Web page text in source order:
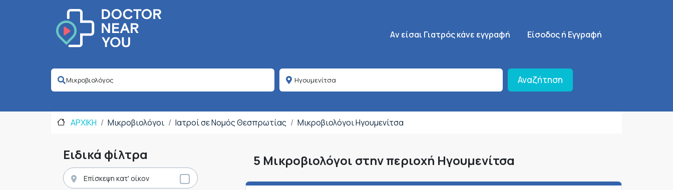
Κεντρική πλοήγηση
Aν είσαι Γιατρός κάνε εγγραφή SignUp Menu
Είσοδος ή Εγγραφή
Αναζήτηση
ΑΡΧΙΚΗ Μικροβιολόγοι Ιατροί σε Νομός Θεσπρωτίας Μικροβιολόγοι Ηγουμενίτσα
Ειδικά φίλτρα
Επίσκεψη κατ' οίκον
5 Μικροβιολόγοι στην περιοχή Ηγουμενίτσα